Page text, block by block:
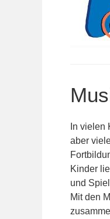
In
aber
Kinder
und
Mit den